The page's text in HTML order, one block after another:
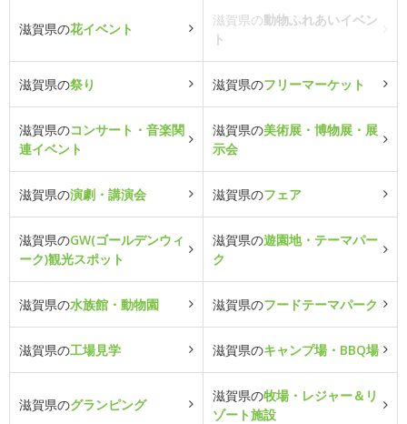
滋賀県の花イベント
滋賀県の動物ふれあいイベン
ト
滋賀県の祭り 滋賀県のフリーマーケット
滋賀県のコンサート・音楽関
連イベント
滋賀県の美術展・博物展・展
示会
滋賀県の演劇・講演会 滋賀県のフェア
滋賀県のGW(ゴールデンウィ
ーク)観光スポット
滋賀県の遊園地・テーマパー
ク
滋賀県の水族館・動物園 滋賀県のフードテーマパーク
滋賀県の工場見学 滋賀県のキャンプ場・BBQ場
滋賀県のグランピング
滋賀県の牧場・レジャー＆リ
ゾート施設